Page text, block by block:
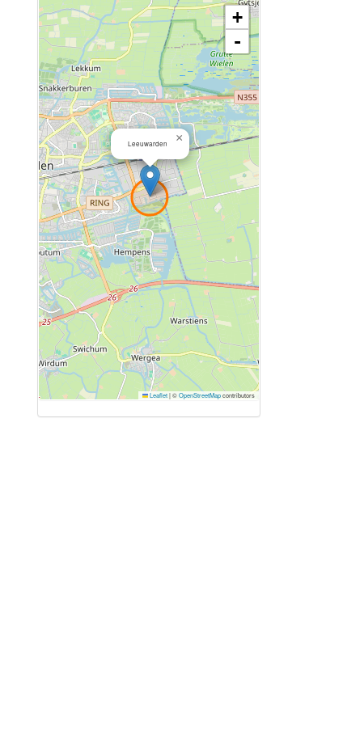
Leeuwarden ×
+
-
Leaflet|©OpenStreetMapcontributors